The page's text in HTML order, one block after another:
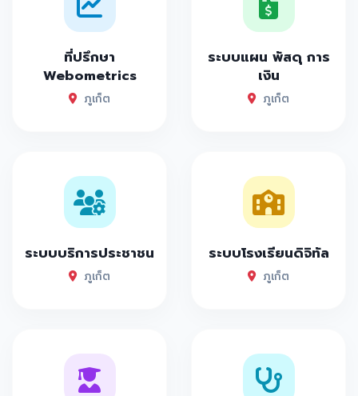
ที่ปรึกษา
Webometrics
ภูเก็ต
ระบบแผน พัสดุ การ
เงิน
ภูเก็ต
ระบบบริการประชาชน
ภูเก็ต
ระบบโรงเรียนดิจิทัล
ภูเก็ต